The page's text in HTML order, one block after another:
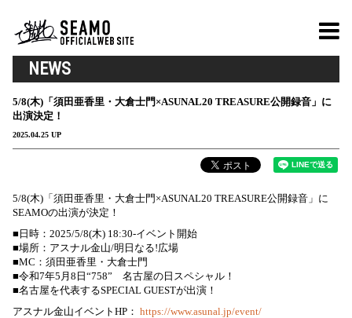
NEWS
5/8(木)「須田亜香里・大倉士門×ASUNAL20 TREASURE公開録音」に
出演決定！
2025.04.25 UP
5/8(木)「須田亜香里・大倉士門×ASUNAL20 TREASURE公開録音」に
SEAMOの出演が決定！
■日時：2025/5/8(木) 18:30-イベント開始
■場所：アスナル金山/明日なる!広場
■MC：須田亜香里・大倉士門
■令和7年5月8日“758” 名古屋の日スペシャル！
■名古屋を代表するSPECIAL GUESTが出演！
アスナル金山イベントHP： https://www.asunal.jp/event/